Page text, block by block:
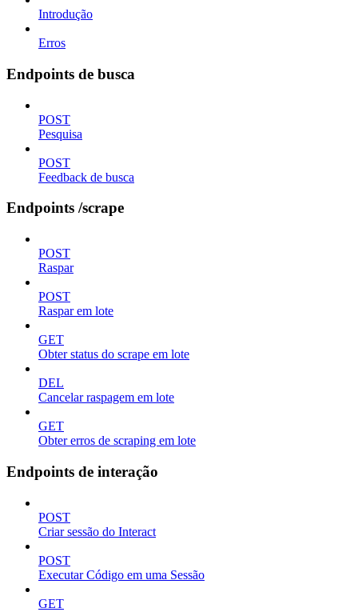
Introdução
Erros
Endpoints de busca
POST
Pesquisa
POST
Feedback de busca
Endpoints /scrape
POST
Raspar
POST
Raspar em lote
GET
Obter status do scrape em lote
DEL
Cancelar raspagem em lote
GET
Obter erros de scraping em lote
Endpoints de interação
POST
Criar sessão do Interact
POST
Executar Código em uma Sessão
GET